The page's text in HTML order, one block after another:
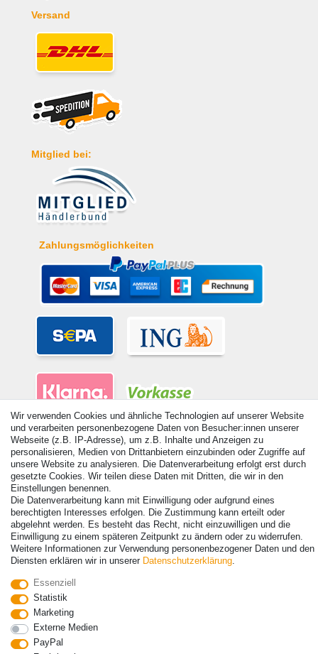
Versand
Mitglied bei:
Zahlungsmöglichkeiten
© Copyright 2026 | Alle Rechte vorbehalten. - Alle Rechte vorbehalten.
Preisangaben inkl. gesetzl. 19% MwSt. | Grundpreise siehe Artikeldetail | *Gilt für
Lieferungen nach Deutschland!
Vertrag widerrufen Kontakt
Wir verwenden Cookies und ähnliche Technologien auf unserer Website
und verarbeiten personenbezogene Daten von Besucher:innen unserer
Webseite (z.B. IP-Adresse), um z.B. Inhalte und Anzeigen zu
personalisieren, Medien von Drittanbietern einzubinden oder Zugriffe auf
unsere Website zu analysieren. Die Datenverarbeitung erfolgt erst durch
gesetzte Cookies. Wir teilen diese Daten mit Dritten, die wir in den
Einstellungen benennen.
Die Datenverarbeitung kann mit Einwilligung oder aufgrund eines
berechtigten Interesses erfolgen. Die Zustimmung kann erteilt oder
abgelehnt werden. Es besteht das Recht, nicht einzuwilligen und die
Einwilligung zu einem späteren Zeitpunkt zu ändern oder zu widerrufen.
Weitere Informationen zur Verwendung personenbezogener Daten und den
Diensten erklären wir in unserer Daten­schutz­erklärung.
Essenziell
Statistik
Marketing
Externe Medien
PayPal